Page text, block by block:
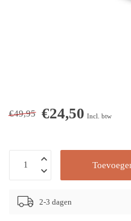
€49,95 €24,50 Incl. btw
2-3 dagen